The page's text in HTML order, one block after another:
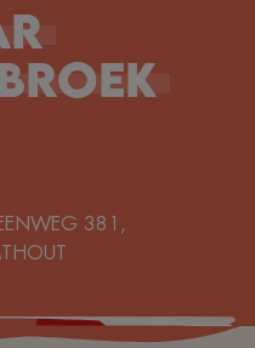
381 ,